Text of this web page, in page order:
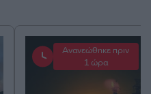
Ανανεώθηκε πριν
1 ώρα